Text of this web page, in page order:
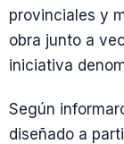
provinciales y
obra junto a
iniciativa
Según
diseñado a